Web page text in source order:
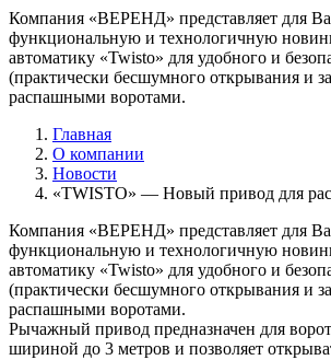
Компания «ВЕРЕНД» представляет для
функциональную и технологичную
автоматику «Twisto» для удобного и
(практически бесшумного открывания и
распашными воротами.
Главная
О компании
Новости
«TWISTO» — Новый привод для
Компания «ВЕРЕНД» представляет для
функциональную и технологичную
автоматику «Twisto» для удобного и
(практически бесшумного открывания и
распашными воротами.
Рычажный привод предназначен для
шириной до 3 метров и позволяет